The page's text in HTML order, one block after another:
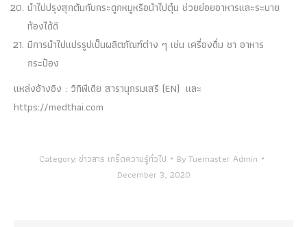
นำไปปรุงสุกต้มกับกระดูกหมูหรือนำไปตุ๋น ช่วยย่อยอาหารและระบาย
ท้องได้ดี
มีการนำไปแปรรูปเป็นผลิตภัณฑ์ต่าง ๆ เช่น เครื่องดื่ม ชา อาหาร
กระป๋อง
แหล่งอ้างอิง : วิกิพีเดีย สารานุกรมเสรี (EN) และ
https://medthai.com
Category: ข่าวสาร เกร็ดความรู้ทั่วไป ByTuemaster Admin
December 3, 2020